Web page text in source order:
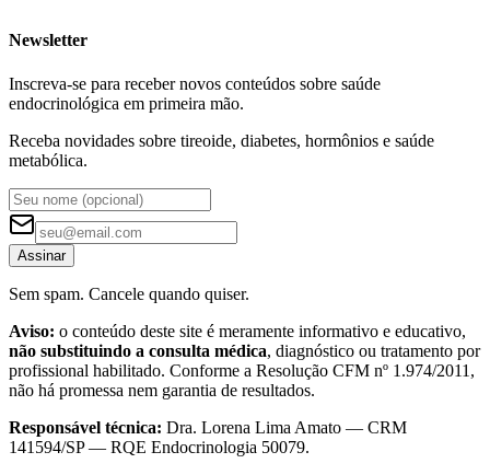
Newsletter
Inscreva-se para receber novos conteúdos sobre saúde
endocrinológica em primeira mão.
Receba novidades sobre tireoide, diabetes, hormônios e saúde
metabólica.
Assinar
Sem spam. Cancele quando quiser.
Aviso: o conteúdo deste site é meramente informativo e educativo,
não substituindo a consulta médica, diagnóstico ou tratamento por
profissional habilitado. Conforme a Resolução CFM nº 1.974/2011,
não há promessa nem garantia de resultados.
Responsável técnica: Dra. Lorena Lima Amato — CRM
141594/SP — RQE Endocrinologia 50079.